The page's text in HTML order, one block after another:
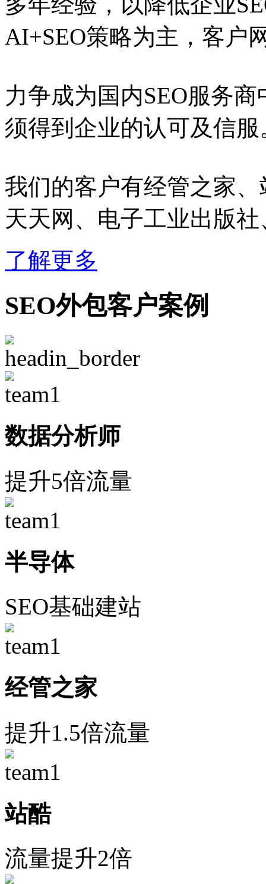
AI+SEO策略为主，客户
力争成为国内SEO服务
须得到企业的认可及信服
我们的客户有经管之家
天天网、电子工业出版
了解更多
SEO外包客户案例
数据分析师
提升5倍流量
半导体
SEO基础建站
经管之家
提升1.5倍流量
站酷
流量提升2倍